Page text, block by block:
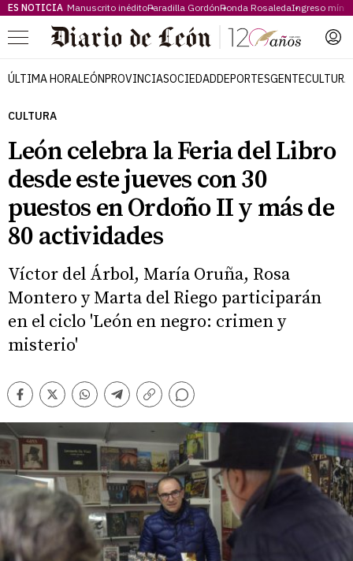
ES NOTICIA Manuscrito inéditoParadilla GordónRonda RosaledaIngreso
Menú
ÚLTIMA HORALEÓNPROVINCIASOCIEDADDEPORTESGENTECULTURA
CULTURA
León celebra la Feria del Libro
desde este jueves con 30
puestos en Ordoño II y más de
80 actividades
Víctor del Árbol, María Oruña, Rosa
Montero y Marta del Riego participarán
en el ciclo 'León en negro: crimen y
misterio'
Facebook
TwitterWhatsappTelegram
Copiar
Comentarios